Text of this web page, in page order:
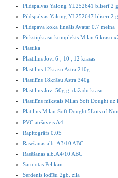
Pildspalvas Yalong YL252641 bliserī 2
Pildspalvas Yalong YL252647 bliserī 2
Pildspava koka lineāls Avatar 0.7 melna
Pirkstiņkrāsu komplekts Milan 6 krāsu
Plastika
Plastilīns Jovi 6 , 10 , 12 krāsas
Plastilīns 12krāsu Astra 210g
Plastilīns 18krāsu Astra 340g
Plastilīns Jovi 50g g. dažādu krāsu
Plastilīns mīkstais Milan Soft Dought uz
Platilīns Milan Soft Dought 5Lots of
PVC ātršuvējs A4
Rapitogrāfs 0.05
Rasēšanas alb. A3/10 ABC
Rasēšanas alb.A4/10 ABC
Saru otas Pelikan
Serdenis lodīšu 2gb. zila